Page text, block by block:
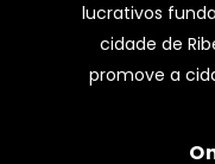
lucrativos
cidade de
promove a